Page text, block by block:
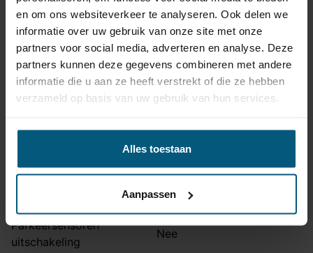
en om ons websiteverkeer te analyseren. Ook delen we
informatie over uw gebruik van onze site met onze
partners voor social media, adverteren en analyse. Deze
partners kunnen deze gegevens combineren met andere
informatie die u aan ze heeft verstrekt of die ze hebben
verzameld op basis van uw gebruik van hun services.
Alles toestaan
Aanpassen
Opmerking
Ook S-line uitvoering
Montage handleiding
AHA 33A
Kabelset specificatie
connectoren
Parkeersensoren
uitschakeling
Nee